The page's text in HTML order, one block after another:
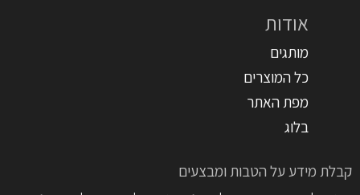
אודות
מותגים
כל המוצרים
מפת האתר
בלוג
קבלת מידע על הטבות ומבצעים